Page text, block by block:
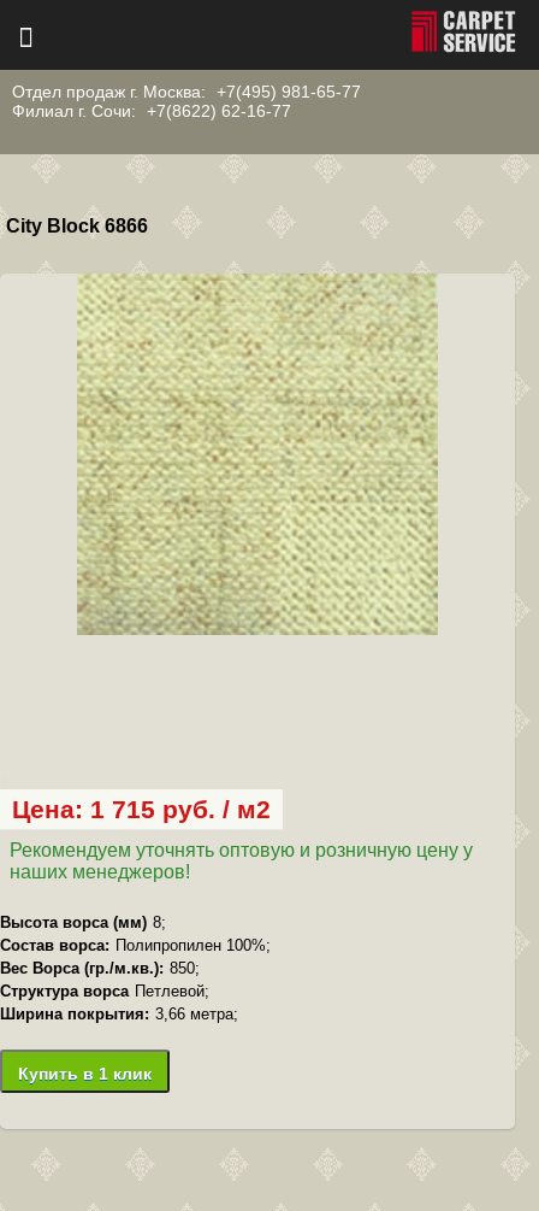
Отдел продаж г. Москва:
+7(495) 981-65-77
Филиал г. Сочи:
+7(8622) 62-16-77
City Block 6866
Цена: 1 715 руб. / м2
Рекомендуем уточнять оптовую и розничную цену у
наших менеджеров!
Высота ворса (мм) 8;
Состав ворса: Полипропилен 100%;
Вес Ворса (гр./м.кв.): 850;
Структура ворса Петлевой;
Ширина покрытия: 3,66 метра;
Купить в 1 клик